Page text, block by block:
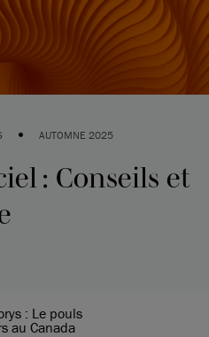
• AUTOMNE 2025
: Conseils et
: Le pouls
au Canada